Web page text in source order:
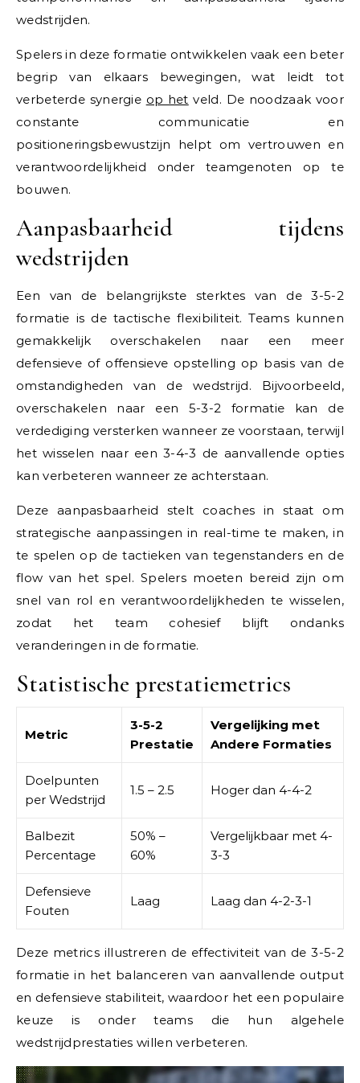
wedstrijden.
Spelers in deze formatie ontwikkelen vaak een beter
begrip van elkaars bewegingen, wat leidt tot
verbeterde synergie op het veld. De noodzaak voor
constante communicatie en
positioneringsbewustzijn helpt om vertrouwen en
verantwoordelijkheid onder teamgenoten op te
bouwen.
Aanpasbaarheid tijdens
wedstrijden
Een van de belangrijkste sterktes van de 3-5-2
formatie is de tactische flexibiliteit. Teams kunnen
gemakkelijk overschakelen naar een meer
defensieve of offensieve opstelling op basis van de
omstandigheden van de wedstrijd. Bijvoorbeeld,
overschakelen naar een 5-3-2 formatie kan de
verdediging versterken wanneer ze voorstaan, terwijl
het wisselen naar een 3-4-3 de aanvallende opties
kan verbeteren wanneer ze achterstaan.
Deze aanpasbaarheid stelt coaches in staat om
strategische aanpassingen in real-time te maken, in
te spelen op de tactieken van tegenstanders en de
flow van het spel. Spelers moeten bereid zijn om
snel van rol en verantwoordelijkheden te wisselen,
zodat het team cohesief blijft ondanks
veranderingen in de formatie.
Statistische prestatiemetrics
Metric
3-5-2
Prestatie
Vergelijking met
Andere Formaties
Doelpunten
per Wedstrijd
1.5 – 2.5 Hoger dan 4-4-2
Balbezit
Percentage
50% –
60%
Vergelijkbaar met 4-
3-3
Defensieve
Fouten
Laag Laag dan 4-2-3-1
Deze metrics illustreren de effectiviteit van de 3-5-2
formatie in het balanceren van aanvallende output
en defensieve stabiliteit, waardoor het een populaire
keuze is onder teams die hun algehele
wedstrijdprestaties willen verbeteren.